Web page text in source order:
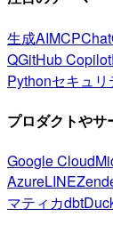
生成AIMCP
QGitHub Copilot
Pythonセキュリ
プロダクトやサ
Google Cloud
AzureLINE
マティカdbt